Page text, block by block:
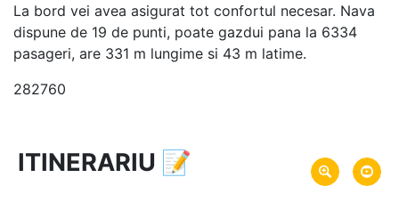
La bord vei avea asigurat tot confortul necesar. Nava
dispune de 19 de punti, poate gazdui pana la 6334
pasageri, are 331 m lungime si 43 m latime.
282760
8 zile vacanta de croaziera in
Marea Mediterana de Vest si Insulele Baleare -
link
ITINERARIU 📝